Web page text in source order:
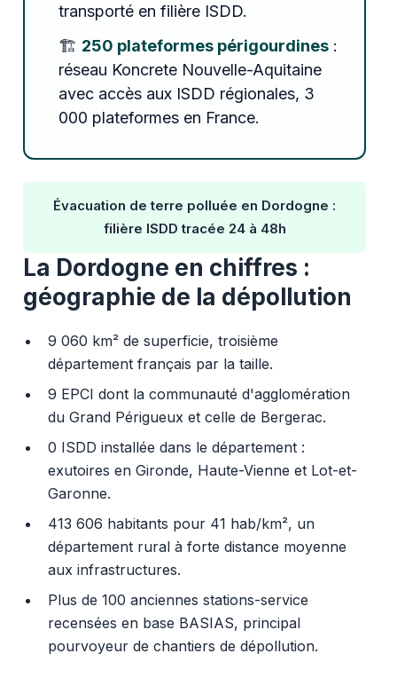
transporté en filière ISDD.
🏗️ 250 plateformes périgourdines:
réseau Koncrete Nouvelle-Aquitaine
avec accès aux ISDD régionales, 3
000 plateformes en France.
Évacuation de terre polluée en Dordogne :
filière ISDD tracée 24 à 48h
La Dordogne en chiffres :
géographie de la dépollution
9 060 km² de superficie, troisième
département français par la taille.
9 EPCI dont la communauté d'agglomération
du Grand Périgueux et celle de Bergerac.
0 ISDD installée dans le département :
exutoires en Gironde, Haute-Vienne et Lot-et-
Garonne.
413 606 habitants pour 41 hab/km², un
département rural à forte distance moyenne
aux infrastructures.
Plus de 100 anciennes stations-service
recensées en base BASIAS, principal
pourvoyeur de chantiers de dépollution.